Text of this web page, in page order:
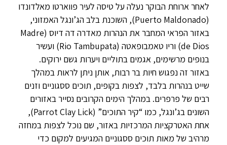
לאחר ארוחת הבוקר נעלה על טיסה לעיר פווארטו מאלדונדו
(Puerto Maldonado), השוכנת בלב הג’ונגל האמזוני,
באזור הפראי המחבר את הנהרות מאדרה דה דיוס (Madre
de Dios) וריו טאמבופאטה (Rio Tambupata) ועשיר
בנופים מרשימים, אגמים בתוליים ויערות גשם ירוקים.
באזור זה נפגוש חיות בר רבות, אותן ניתן לראות במהלך
שייט בנהרות בלבד, לצפות בקופים, תוכים ססגוניים וזנים
רבים של פרפרים. במהלך הימים הקרובים נסייר באזורים
השונים בג’ונגל, כמו “קיר התוכים” (Parrot Clay Lick),
אחת האטרקציות המרכזיות באזור, שם נוכל לצפות במחזה
מרהיב של מאות תוכים ססגוניים המגיעים למקום כדי